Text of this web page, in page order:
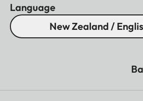
Language
New Zealand /